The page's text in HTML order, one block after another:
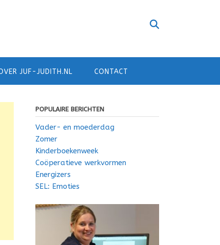
JUF-JUDITH.NL CONTACT
POPULAIRE BERICHTEN
Vader- en moederdag
Zomer
Kinderboekenweek
Coöperatieve werkvormen
Energizers
SEL: Emoties